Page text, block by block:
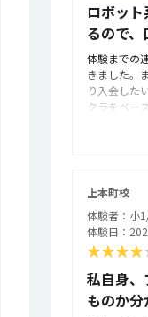
ロボッ
るので
体験までの
きました。
り入会した
クラをベー
の真剣に熱
少し遠いた
どもよいと
高いですが
と思います
グというの
く気に入っ
上本町校
体験者：小
体験日：
私自身
ものか